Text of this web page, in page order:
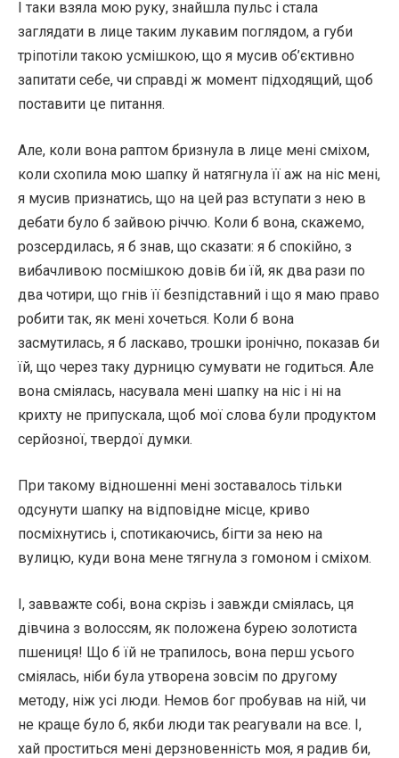
І таки взяла мою руку, знайшла пульс і стала
заглядати в лице таким лукавим поглядом, а губи
тріпотіли такою усмішкою, що я мусив об’єктивно
запитати себе, чи справді ж момент підходящий, щоб
поставити це питання.
Але, коли вона раптом бризнула в лице мені сміхом,
коли схопила мою шапку й натягнула її аж на ніс мені,
я мусив признатись, що на цей раз вступати з нею в
дебати було б зайвою річчю. Коли б вона, скажемо,
розсердилась, я б знав, що сказати: я б спокійно, з
вибачливою посмішкою довів би їй, як два рази по
два чотири, що гнів її безпідставний і що я маю право
робити так, як мені хочеться. Коли б вона
засмутилась, я б ласкаво, трошки іронічно, показав би
їй, що через таку дурницю сумувати не годиться. Але
вона сміялась, насувала мені шапку на ніс і ні на
крихту не припускала, щоб мої слова були продуктом
серйозної, твердої думки.
При такому відношенні мені зоставалось тільки
одсунути шапку на відповідне місце, криво
посміхнутись і, спотикаючись, бігти за нею на
вулицю, куди вона мене тягнула з гомоном і сміхом.
І, завважте собі, вона скрізь і завжди сміялась, ця
дівчина з волоссям, як положена бурею золотиста
пшениця! Що б їй не трапилось, вона перш усього
сміялась, ніби була утворена зовсім по другому
методу, ніж усі люди. Немов бог пробував на ній, чи
не краще було б, якби люди так реагували на все. І,
хай проститься мені дерзновенність моя, я радив би,